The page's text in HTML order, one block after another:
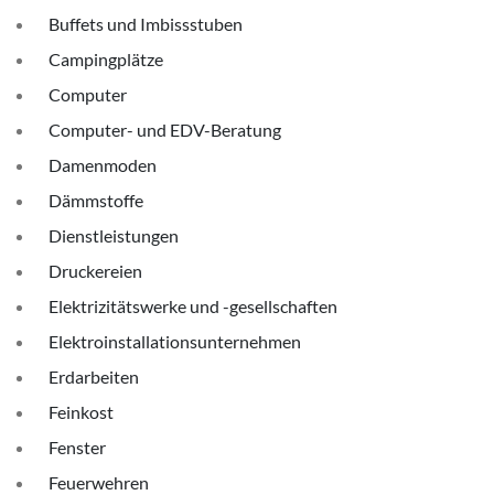
Buffets und Imbissstuben
Campingplätze
Computer
Computer- und EDV-Beratung
Damenmoden
Dämmstoffe
Dienstleistungen
Druckereien
Elektrizitätswerke und -gesellschaften
Elektroinstallationsunternehmen
Erdarbeiten
Feinkost
Fenster
Feuerwehren